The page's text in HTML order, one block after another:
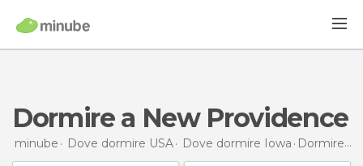
Dormire a New Providence
minube Dove dormire USA Dove dormire Iowa Dormire a